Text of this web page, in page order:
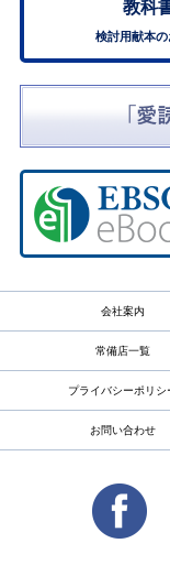
教科
検討用献本
会社案内
常備店一覧
プライバシーポリシ
お問い合わせ